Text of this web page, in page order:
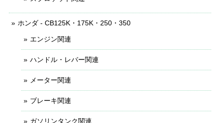
ホンダ - CB125K・175K・250・350
エンジン関連
ハンドル・レバー関連
メーター関連
ブレーキ関連
ガソリンタンク関連